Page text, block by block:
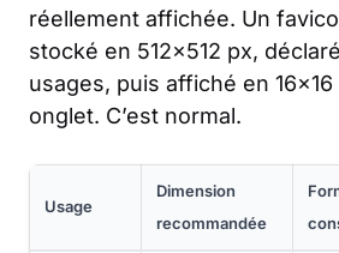
réellement affichée. Un
stocké en 512×512 px,
usages, puis affiché en
onglet. C’est normal.
Usage
Dimension
recommandée